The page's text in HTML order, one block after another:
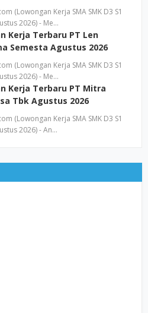
(Lowongan Kerja SMA SMK D3 S1
2026) - Me…
Kerja Terbaru PT Len
Semesta Agustus 2026
(Lowongan Kerja SMA SMK D3 S1
2026) - Me…
Kerja Terbaru PT Mitra
Tbk Agustus 2026
(Lowongan Kerja SMA SMK D3 S1
2026) - An…